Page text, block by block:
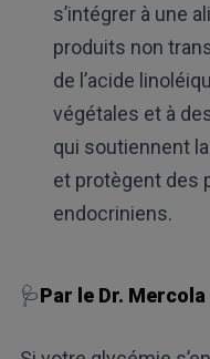
s’intégrer à une
produits non
de l’acide
végétales et à
qui soutiennent
et protègent des
endocriniens.
🩺Par le Dr. Mercola